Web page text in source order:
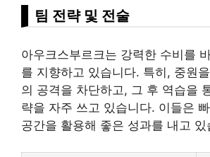
팀 전략 및 전술
아우크스부르크는 강력한 수비를
를 지향하고 있습니다. 특히, 중원
의 공격을 차단하고, 그 후 역습을
략을 자주 쓰고 있습니다. 이들은
공간을 활용해 좋은 성과를 내고 있